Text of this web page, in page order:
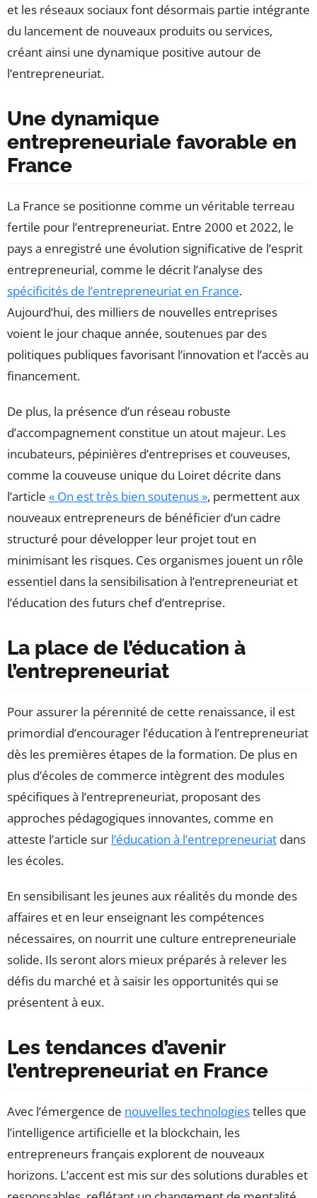
et les réseaux sociaux font désormais partie intégrante
du lancement de nouveaux produits ou services,
créant ainsi une dynamique positive autour de
l’entrepreneuriat.
Une dynamique
entrepreneuriale favorable en
France
La France se positionne comme un véritable terreau
fertile pour l’entrepreneuriat. Entre 2000 et 2022, le
pays a enregistré une évolution significative de l’esprit
entrepreneurial, comme le décrit l’analyse des
spécificités de l’entrepreneuriat en France.
Aujourd’hui, des milliers de nouvelles entreprises
voient le jour chaque année, soutenues par des
politiques publiques favorisant l’innovation et l’accès au
financement.
De plus, la présence d’un réseau robuste
d’accompagnement constitue un atout majeur. Les
incubateurs, pépinières d’entreprises et couveuses,
comme la couveuse unique du Loiret décrite dans
l’article « On est très bien soutenus », permettent aux
nouveaux entrepreneurs de bénéficier d’un cadre
structuré pour développer leur projet tout en
minimisant les risques. Ces organismes jouent un rôle
essentiel dans la sensibilisation à l’entrepreneuriat et
l’éducation des futurs chef d’entreprise.
La place de l’éducation à
l’entrepreneuriat
Pour assurer la pérennité de cette renaissance, il est
primordial d’encourager l’éducation à l’entrepreneuriat
dès les premières étapes de la formation. De plus en
plus d’écoles de commerce intègrent des modules
spécifiques à l’entrepreneuriat, proposant des
approches pédagogiques innovantes, comme en
atteste l’article sur l’éducation à l’entrepreneuriat dans
les écoles.
En sensibilisant les jeunes aux réalités du monde des
affaires et en leur enseignant les compétences
nécessaires, on nourrit une culture entrepreneuriale
solide. Ils seront alors mieux préparés à relever les
défis du marché et à saisir les opportunités qui se
présentent à eux.
Les tendances d’avenir
l’entrepreneuriat en France
Avec l’émergence de nouvelles technologiestelles que
l’intelligence artificielle et la blockchain, les
entrepreneurs français explorent de nouveaux
horizons. L’accent est mis sur des solutions durables et